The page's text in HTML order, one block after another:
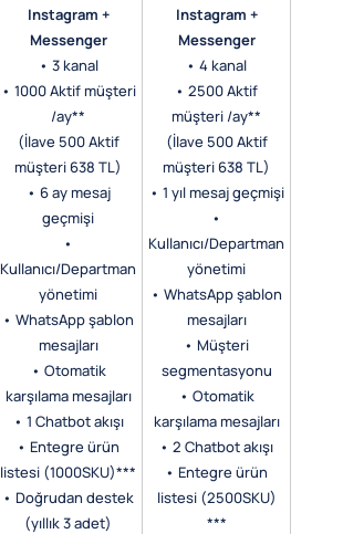
Instagram +
Messenger
• 3 kanal
• 1000 Aktif müşteri
/ay**
(İlave 500 Aktif
müşteri 638 TL)
• 6 ay mesaj
geçmişi
•
Kullanıcı/Departman
yönetimi
• WhatsApp şablon
mesajları
• Otomatik
karşılama mesajları
• 1 Chatbot akışı
• Entegre ürün
listesi (1000SKU)***
• Doğrudan destek
(yıllık 3 adet)
Instagram +
Messenger
• 4 kanal
• 2500 Aktif
müşteri /ay**
(İlave 500 Aktif
müşteri 638 TL)
• 1 yıl mesaj geçmişi
•
Kullanıcı/Departman
yönetimi
• WhatsApp şablon
mesajları
• Müşteri
segmentasyonu
• Otomatik
karşılama mesajları
• 2 Chatbot akışı
• Entegre ürün
listesi (2500SKU)
***